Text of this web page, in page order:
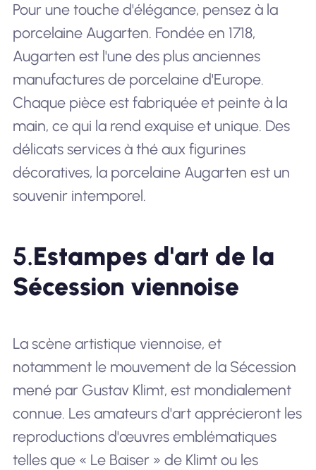
Pour une touche d'élégance, pensez à la
porcelaine Augarten. Fondée en 1718,
Augarten est l'une des plus anciennes
manufactures de porcelaine d'Europe.
Chaque pièce est fabriquée et peinte à la
main, ce qui la rend exquise et unique. Des
délicats services à thé aux figurines
décoratives, la porcelaine Augarten est un
souvenir intemporel.
5.Estampes d'art de la
Sécession viennoise
La scène artistique viennoise, et
notamment le mouvement de la Sécession
mené par Gustav Klimt, est mondialement
connue. Les amateurs d'art apprécieront les
reproductions d'œuvres emblématiques
telles que « Le Baiser » de Klimt ou les